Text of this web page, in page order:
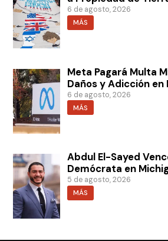
6 de agosto, 2026
MÁS
Meta Pagará Multa
Daños y Adicción en
6 de agosto, 2026
MÁS
Abdul El-Sayed
Demócrata en
5 de agosto, 2026
MÁS